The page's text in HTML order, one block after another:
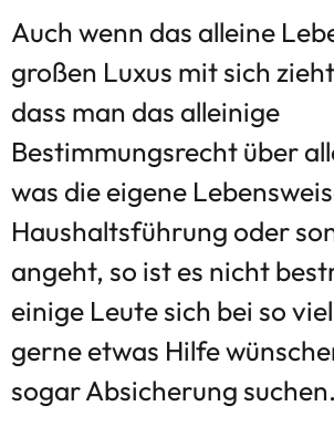
Auch wenn das alleine
großen Luxus mit sich
dass man das alleinige
Bestimmungsrecht über
was die eigene
Haushaltsführung oder
angeht, so ist es nicht
einige Leute sich bei so
gerne etwas Hilfe
sogar Absicherung suchen.